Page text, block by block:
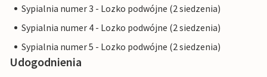
Sypialnia numer 3 - Lozko podwójne (2 siedzenia)
Sypialnia numer 4 - Lozko podwójne (2 siedzenia)
Sypialnia numer 5 - Lozko podwójne (2 siedzenia)
Udogodnienia